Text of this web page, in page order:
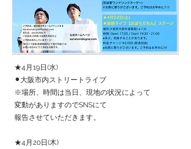
★4月19日(水)
⚫︎大阪市内ストリートライブ
※場所、時間は当日、現地の状況によって
変動がありますのでSNSにて
報告させていただきます。
★4月20日(木)